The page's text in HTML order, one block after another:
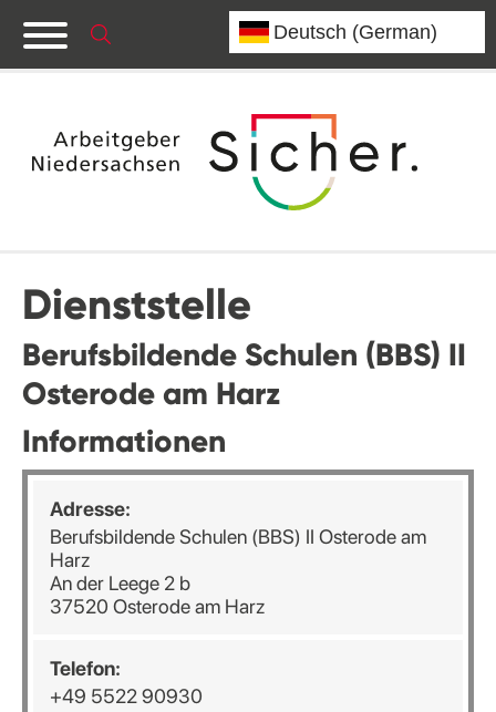
Dienststelle
Berufsbildende Schulen (BBS) II
Osterode am Harz
Informationen
Adresse:
Berufsbildende Schulen (BBS) II Osterode am
Harz
An der Leege 2 b
37520 Osterode am Harz
Telefon:
+49 5522 90930